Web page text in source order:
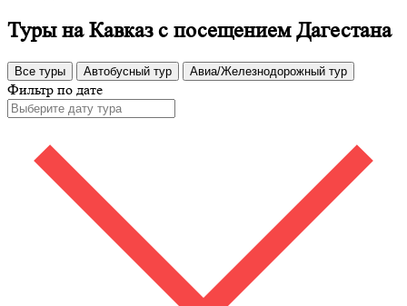
Туры на Кавказ с посещением Дагестана
Все туры Автобусный тур Авиа/Железнодорожный тур
Фильтр по дате